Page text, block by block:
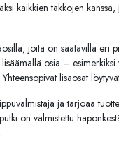
kaikkien takkojen
joita on saatavilla
osia – esimerkiksi
lisäosat
ja tarjoaa
on valmistettu